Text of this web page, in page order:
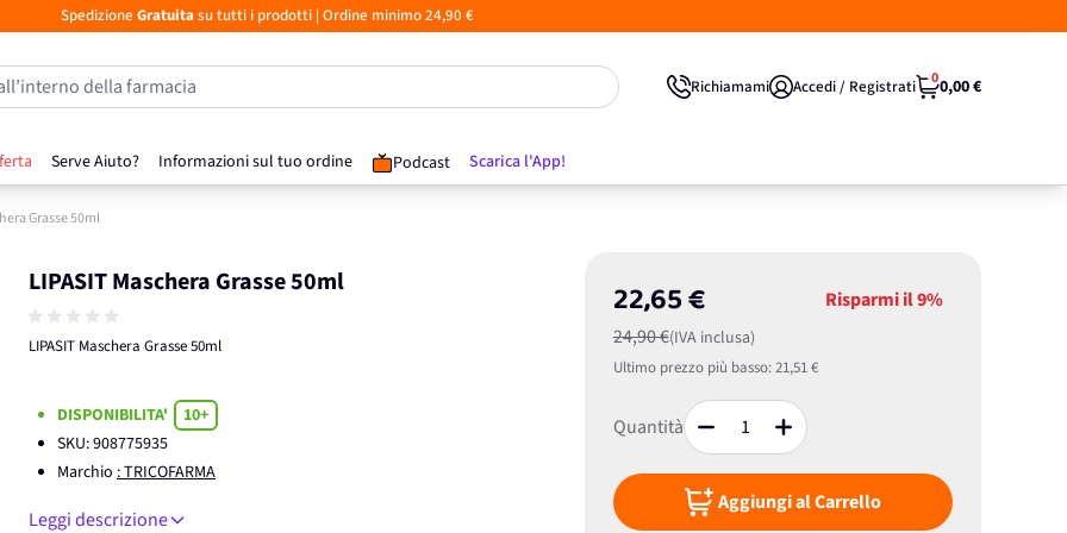
Spedizione Gratuita su tutti i prodotti| Ordine minimo 24,90 €
Serve Aiuto? Informazioni sul tuo ordine Podcast Scarica l'App!
della farmacia Richiamami Accedi / Registrati 00,00 €
Grasse 50ml
LIPASIT Maschera Grasse 50ml
LIPASIT Maschera Grasse 50ml
22,65 €
24,90 €(IVA inclusa)
Risparmi il9%
Ultimo prezzo più basso:21,51 €
Quantità
Aggiungi al Carrello
DISPONIBILITA'
10+
SKU:908775935
Marchio : TRICOFARMA
Leggi descrizione